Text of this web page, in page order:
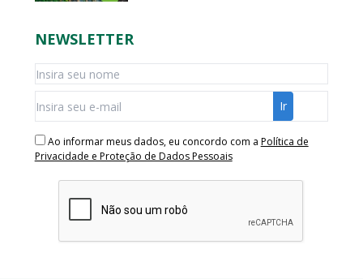
NEWSLETTER
Ao informar meus dados, eu concordo com a Política de
Privacidade e Proteção de Dados Pessoais